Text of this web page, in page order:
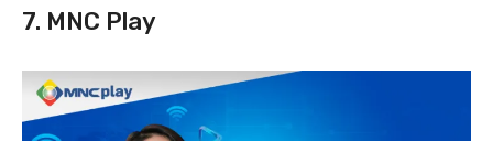
7. MNC Play